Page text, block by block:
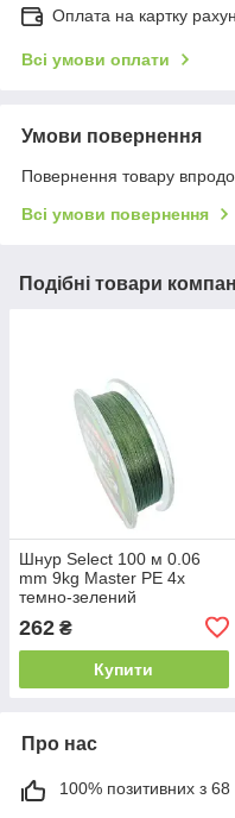
Оплата на картку
Всі умови оплати
Умови повернення
Повернення товару
Всі умови повернення
Подібні товари
Шнур Select 100 м 0.06
mm 9kg Master PE 4х
темно-зелений
262 ₴
Купити
Про нас
100% позитивних з 68